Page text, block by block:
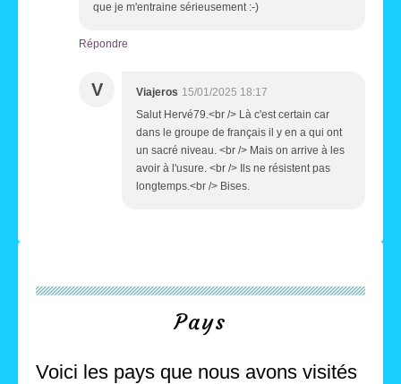
que je m'entraine sérieusement :-)
Répondre
V Viajeros 15/01/2025 18:17
Salut Hervé79.<br /> Là c'est certain car
dans le groupe de français il y en a qui ont
un sacré niveau. <br /> Mais on arrive à les
avoir à l'usure. <br /> Ils ne résistent pas
longtemps.<br /> Bises.
Pays
Voici les pays que nous avons visités